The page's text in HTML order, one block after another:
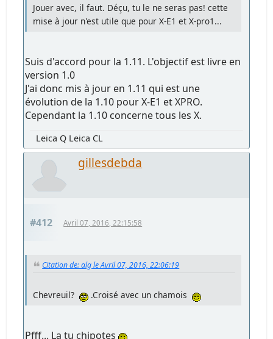
Jouer avec, il faut. Déçu, tu le ne seras pas! cette
mise à jour n'est utile que pour X-E1 et X-pro1...
Suis d'accord pour la 1.11. L'objectif est livre en
version 1.0
J'ai donc mis à jour en 1.11 qui est une
évolution de la 1.10 pour X-E1 et XPRO.
Cependant la 1.10 concerne tous les X.
Leica Q Leica CL
gillesdebda
#412 Avril 07, 2016, 22:15:58
Citation de: alg le Avril 07, 2016, 22:06:19
Chevreuil? .Croisé avec un chamois
Pfff... La tu chipotes